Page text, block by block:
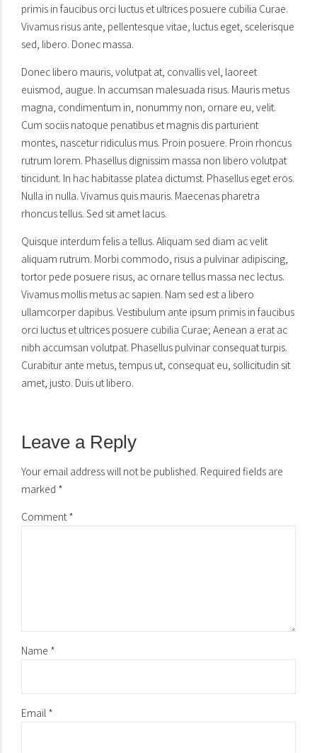
primis in faucibus orci luctus et ultrices posuere cubilia Curae.
Vivamus risus ante, pellentesque vitae, luctus eget, scelerisque
sed, libero. Donec massa.
Donec libero mauris, volutpat at, convallis vel, laoreet
euismod, augue. In accumsan malesuada risus. Mauris metus
magna, condimentum in, nonummy non, ornare eu, velit.
Cum sociis natoque penatibus et magnis dis parturient
montes, nascetur ridiculus mus. Proin posuere. Proin rhoncus
rutrum lorem. Phasellus dignissim massa non libero volutpat
tincidunt. In hac habitasse platea dictumst. Phasellus eget eros.
Nulla in nulla. Vivamus quis mauris. Maecenas pharetra
rhoncus tellus. Sed sit amet lacus.
Quisque interdum felis a tellus. Aliquam sed diam ac velit
aliquam rutrum. Morbi commodo, risus a pulvinar adipiscing,
tortor pede posuere risus, ac ornare tellus massa nec lectus.
Vivamus mollis metus ac sapien. Nam sed est a libero
ullamcorper dapibus. Vestibulum ante ipsum primis in faucibus
orci luctus et ultrices posuere cubilia Curae; Aenean a erat ac
nibh accumsan volutpat. Phasellus pulvinar consequat turpis.
Curabitur ante metus, tempus ut, consequat eu, sollicitudin sit
amet, justo. Duis ut libero.
Leave a Reply
Your email address will not be published. Required fields are
marked *
Comment *
Name *
Email *